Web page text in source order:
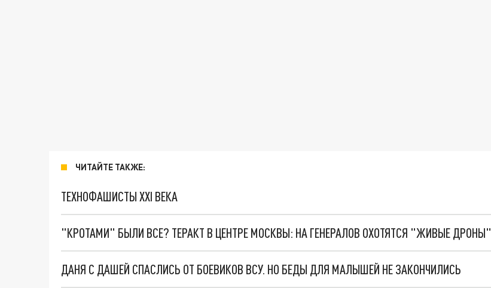
ЧИТАЙТЕ ТАКЖЕ:
ТЕХНОФАШИСТЫ XXI ВЕКА
"КРОТАМИ" БЫЛИ ВСЕ? ТЕРАКТ В ЦЕНТРЕ МОСКВЫ: НА ГЕНЕРАЛОВ ОХОТЯТСЯ "ЖИВЫЕ ДРОНЫ"
ДАНЯ С ДАШЕЙ СПАСЛИСЬ ОТ БОЕВИКОВ ВСУ. НО БЕДЫ ДЛЯ МАЛЫШЕЙ НЕ ЗАКОНЧИЛИСЬ